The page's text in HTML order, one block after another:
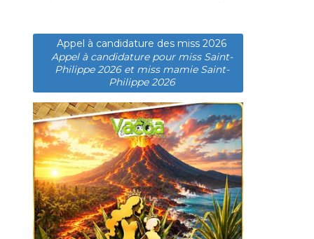
Appel à candidature des miss 2026
Appel à candidature pour miss Saint-
Philippe 2026 et miss mamie Saint-
Philippe 2026